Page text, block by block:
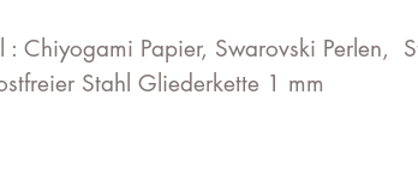
: Chiyogami Papier, Swarovski Perlen,
Stahl Gliederkette 1 mm